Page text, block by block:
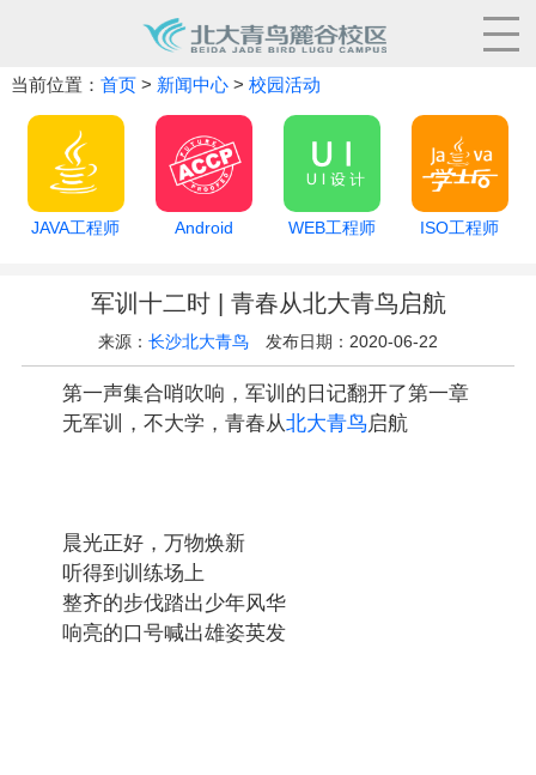
当前位置： 首页> 新闻中心> 校园活动
JAVA工程师 Android WEB工程师 ISO工程师
军训十二时 | 青春从北大青鸟启航
来源： 长沙北大青鸟 发布日期：2020-06-22
第一声集合哨吹响，军训的日记翻开了第一章
无军训，不大学，青春从北大青鸟启航
晨光正好，万物焕新
听得到训练场上
整齐的步伐踏出少年风华
响亮的口号喊出雄姿英发